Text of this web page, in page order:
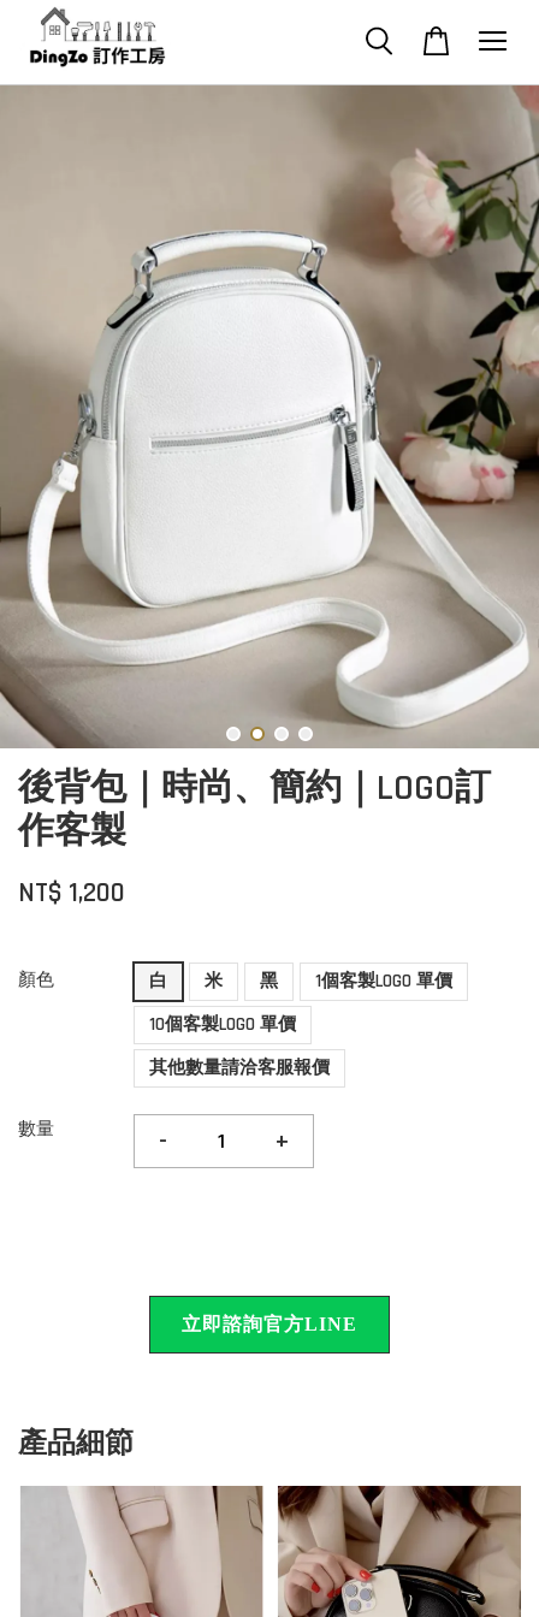
後背包｜時尚、簡約｜LOGO訂
作客製
NT$ 1,200
顏色 白 米 黑
1個客製LOGO 單價
10個客製LOGO 單價
其他數量請洽客服報價
數量 - +
立即諮詢官方LINE
產品細節